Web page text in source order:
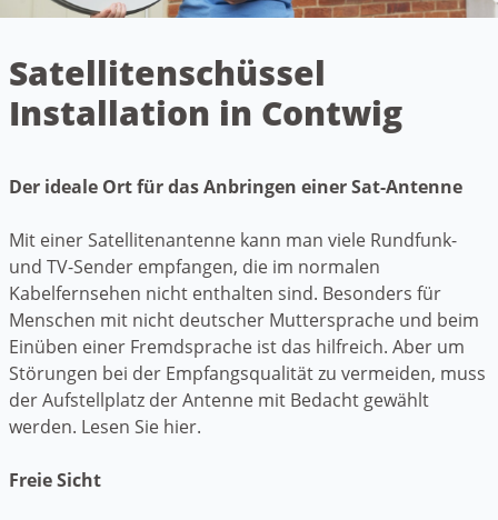
Satellitenschüssel
Installation in Contwig
Der ideale Ort für das Anbringen einer Sat-Antenne
Mit einer Satellitenantenne kann man viele Rundfunk-
und TV-Sender empfangen, die im normalen
Kabelfernsehen nicht enthalten sind. Besonders für
Menschen mit nicht deutscher Muttersprache und beim
Einüben einer Fremdsprache ist das hilfreich. Aber um
Störungen bei der Empfangsqualität zu vermeiden, muss
der Aufstellplatz der Antenne mit Bedacht gewählt
werden. Lesen Sie hier.
Freie Sicht